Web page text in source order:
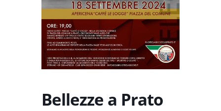
Bellezze a Prato